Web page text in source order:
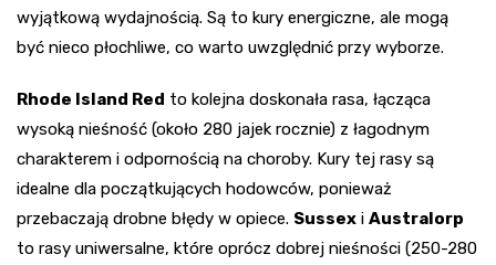
wyjątkową wydajnością. Są to kury energiczne, ale mogą
być nieco płochliwe, co warto uwzględnić przy wyborze.
Rhode Island Red to kolejna doskonała rasa, łącząca
wysoką nieśność (około 280 jajek rocznie) z łagodnym
charakterem i odpornością na choroby. Kury tej rasy są
idealne dla początkujących hodowców, ponieważ
przebaczają drobne błędy w opiece. Sussex i Australorp
to rasy uniwersalne, które oprócz dobrej nieśności (250-280